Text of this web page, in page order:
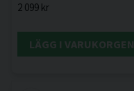
2 099 kr
LÄGG I VARUKORGEN